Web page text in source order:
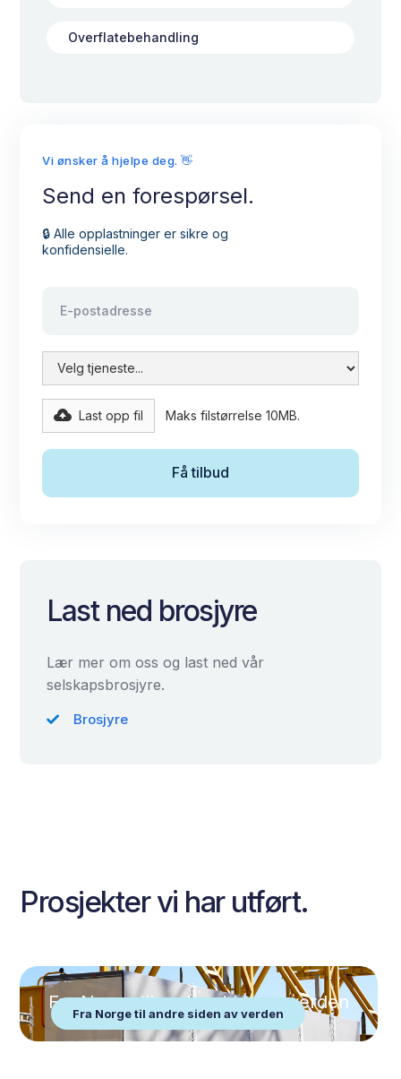
Overflatebehandling
Vi ønsker å hjelpe deg. 👋
Send en forespørsel.
🔒 Alle opplastninger er sikre og
konfidensielle.
Last opp fil Maks filstørrelse 10MB.
Last ned brosjyre
Lær mer om oss og last ned vår
selskapsbrosjyre.
Brosjyre
Prosjekter vi har utført.
Fra Norge til andre siden av verden
Fra Norge til andre siden av verden